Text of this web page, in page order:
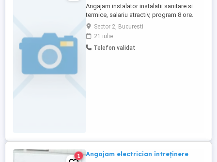
Angajam instalator instalatii sanitare si
termice, salariu atractiv, program 8 ore.
Sector 2, Bucuresti
21 iulie
Telefon validat
1 Angajam electrician întreținere